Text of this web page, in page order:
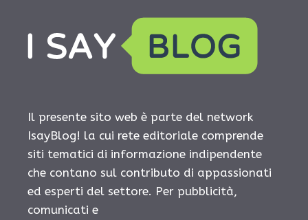
Il presente sito web è parte del network
IsayBlog! la cui rete editoriale comprende
siti tematici di informazione indipendente
che contano sul contributo di appassionati
ed esperti del settore. Per pubblicità,
comunicati e